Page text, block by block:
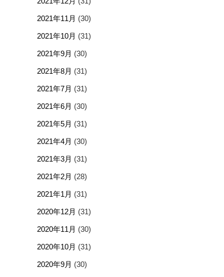
2021年11月 (30)
2021年10月 (31)
2021年9月 (30)
2021年8月 (31)
2021年7月 (31)
2021年6月 (30)
2021年5月 (31)
2021年4月 (30)
2021年3月 (31)
2021年2月 (28)
2021年1月 (31)
2020年12月 (31)
2020年11月 (30)
2020年10月 (31)
2020年9月 (30)